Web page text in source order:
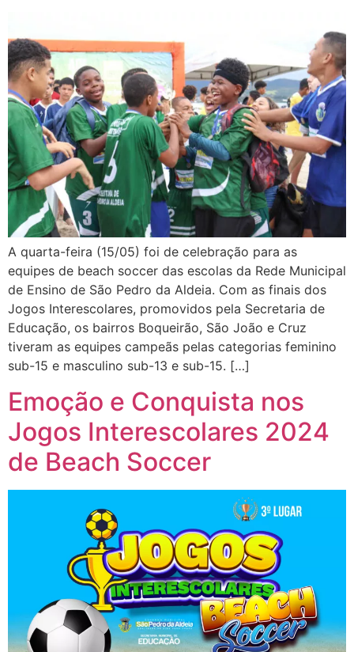
A quarta-feira (15/05) foi de celebração para as
equipes de beach soccer das escolas da Rede Municipal
de Ensino de São Pedro da Aldeia. Com as finais dos
Jogos Interescolares, promovidos pela Secretaria de
Educação, os bairros Boqueirão, São João e Cruz
tiveram as equipes campeãs pelas categorias feminino
sub-15 e masculino sub-13 e sub-15. […]
Emoção e Conquista nos
Jogos Interescolares 2024
de Beach Soccer